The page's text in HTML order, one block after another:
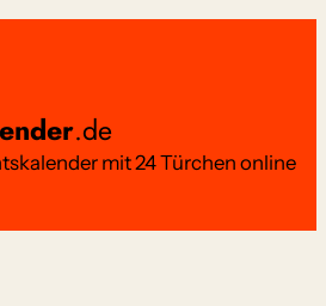
.de
mit 24 Türchen online